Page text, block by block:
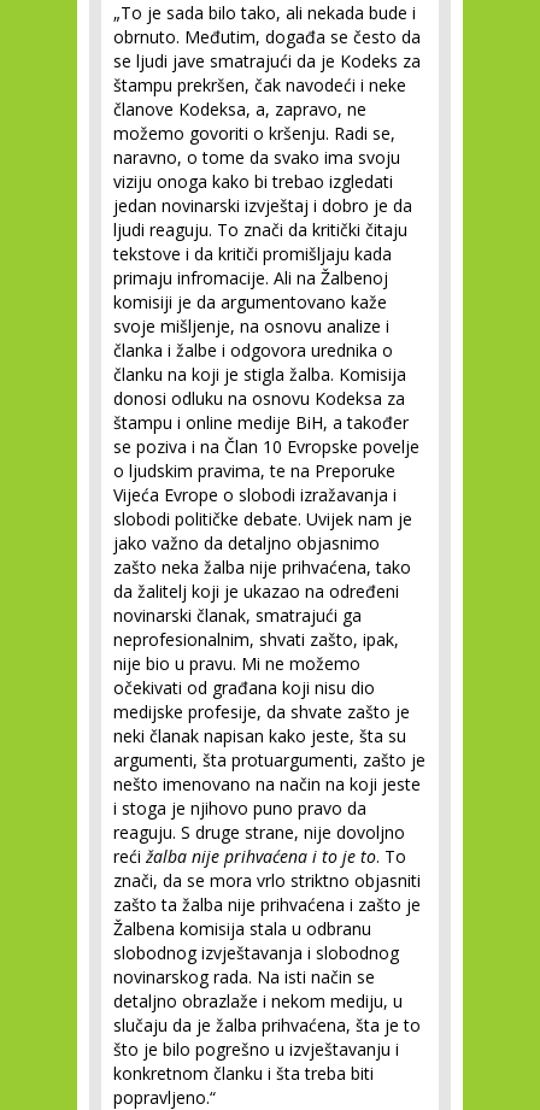
„To je sada bilo tako, ali nekada bude i
obrnuto. Međutim, događa se često da
se ljudi jave smatrajući da je Kodeks za
štampu prekršen, čak navodeći i neke
članove Kodeksa, a, zapravo, ne
možemo govoriti o kršenju. Radi se,
naravno, o tome da svako ima svoju
viziju onoga kako bi trebao izgledati
jedan novinarski izvještaj i dobro je da
ljudi reaguju. To znači da kritički čitaju
tekstove i da kritiči promišljaju kada
primaju infromacije. Ali na Žalbenoj
komisiji je da argumentovano kaže
svoje mišljenje, na osnovu analize i
članka i žalbe i odgovora urednika o
članku na koji je stigla žalba. Komisija
donosi odluku na osnovu Kodeksa za
štampu i online medije BiH, a također
se poziva i na Član 10 Evropske povelje
o ljudskim pravima, te na Preporuke
Vijeća Evrope o slobodi izražavanja i
slobodi političke debate. Uvijek nam je
jako važno da detaljno objasnimo
zašto neka žalba nije prihvaćena, tako
da žalitelj koji je ukazao na određeni
novinarski članak, smatrajući ga
neprofesionalnim, shvati zašto, ipak,
nije bio u pravu. Mi ne možemo
očekivati od građana koji nisu dio
medijske profesije, da shvate zašto je
neki članak napisan kako jeste, šta su
argumenti, šta protuargumenti, zašto je
nešto imenovano na način na koji jeste
i stoga je njihovo puno pravo da
reaguju. S druge strane, nije dovoljno
rećižalba nije prihvaćena i to je to. To
znači, da se mora vrlo striktno objasniti
zašto ta žalba nije prihvaćena i zašto je
Žalbena komisija stala u odbranu
slobodnog izvještavanja i slobodnog
novinarskog rada. Na isti način se
detaljno obrazlaže i nekom mediju, u
slučaju da je žalba prihvaćena, šta je to
što je bilo pogrešno u izvještavanju i
konkretnom članku i šta treba biti
popravljeno.“